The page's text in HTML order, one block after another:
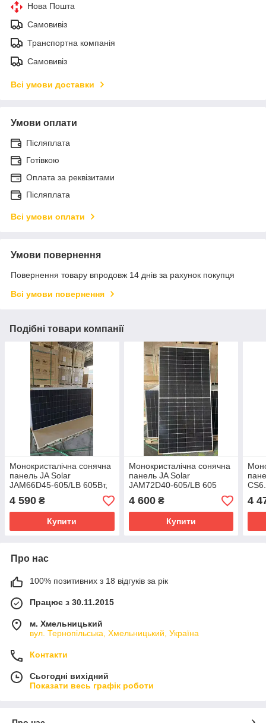
Нова Пошта
Самовивіз
Транспортна компанія
Самовивіз
Всі умови доставки
Умови оплати
Післяплата
Готівкою
Оплата за реквізитами
Післяплата
Всі умови оплати
Умови повернення
Повернення товару впродовж 14 днів за рахунок покупця
Всі умови повернення
Подібні товари компанії
Монокристалічна сонячна
панель JA Solar
JAM66D45-605/LB 605Вт,
n-type Bifacial
4 590 ₴
Купити
Монокристалічна сонячна
панель JA Solar
JAM72D40-605/LB 605
Wp, Bifacial N-type
4 600₴
Купити
4
Про нас
100% позитивних з 18 відгуків за рік
Працює з 30.11.2015
м. Хмельницький
вул. Тернопільська, Хмельницький, Україна
Контакти
Сьогодні вихідний
Показати весь графік роботи